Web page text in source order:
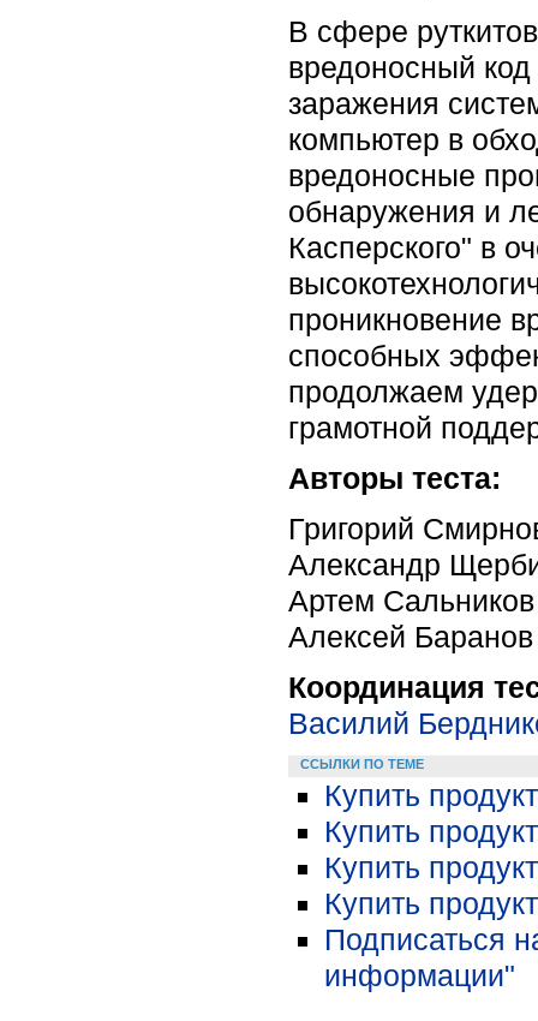
В сфере
вредоносный
заражения
компьютер в
вредоносные
обнаружения и
Касперского" в
проникновение
способных
продолжаем
грамотной
Авторы теста:
Григорий
Александр
Артем Сальников
Алексей Баранов
Координация
Василий
ССЫЛКИ ПО ТЕМЕ
Купить
Купить
Купить
Купить
Подписаться
информации"